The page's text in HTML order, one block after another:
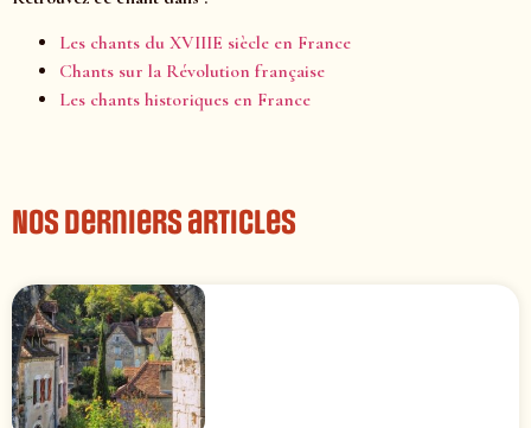
Les chants du XVIIIE siècle en France
Chants sur la Révolution française
Les chants historiques en France
Nos derniers articles